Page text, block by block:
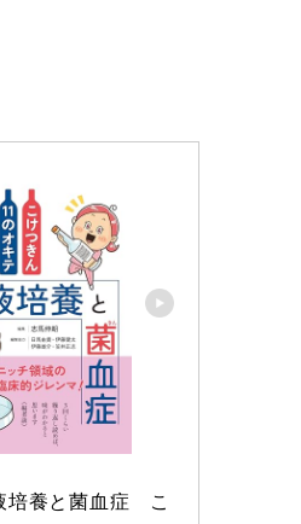
培養と菌血症　こ